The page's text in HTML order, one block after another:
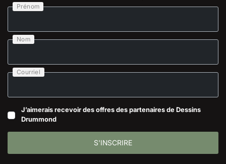
Prénom
Nom
Courriel
J’aimerais recevoir des offres des partenaires de Dessins
Drummond
S'INSCRIRE